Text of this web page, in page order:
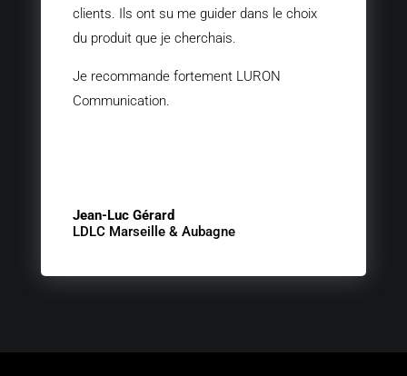
clients. Ils ont su me guider dans le choix
du produit que je cherchais.
Je recommande fortement LURON
Communication.
Jean-Luc Gérard
LDLC Marseille & Aubagne